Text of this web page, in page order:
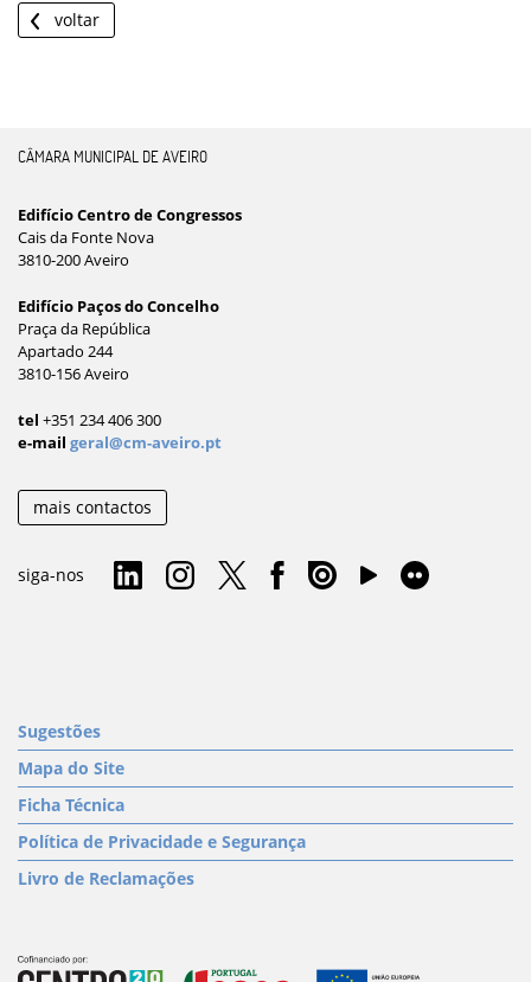
voltar
CÂMARA MUNICIPAL DE AVEIRO
Edifício Centro de Congressos
Cais da Fonte Nova
3810-200 Aveiro
Edifício Paços do Concelho
Praça da República
Apartado 244
3810-156 Aveiro
tel +351 234 406 300
e-mail geral@cm-aveiro.pt
mais contactos
siga-nos
Sugestões
Mapa do Site
Ficha Técnica
Política de Privacidade e Segurança
Livro de Reclamações